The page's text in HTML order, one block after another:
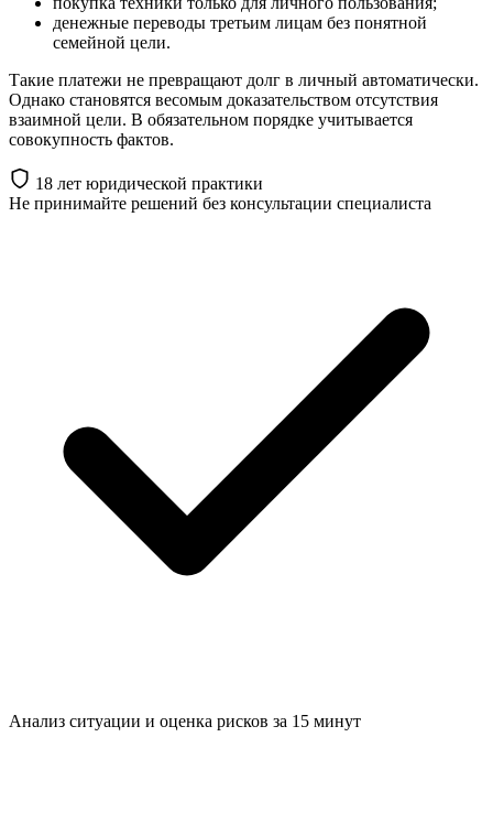
денежные переводы третьим лицам без понятной
семейной цели.
Такие платежи не превращают долг в личный автоматически.
Однако становятся весомым доказательством отсутствия
взаимной цели. В обязательном порядке учитывается
совокупность фактов.
18 лет юридической практики
Не принимайте решений без консультации специалиста
Анализ ситуации и оценка рисков за 15 минут